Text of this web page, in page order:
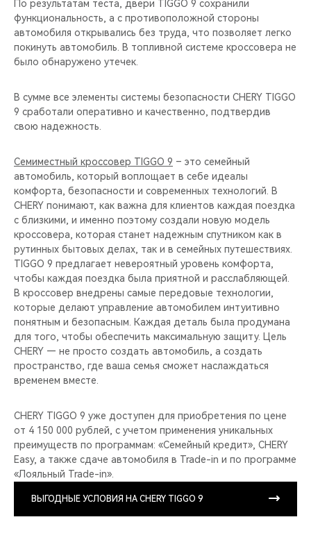
По результатам теста, двери TIGGO 9 сохранили
функциональность, а с противоположной стороны
автомобиля открывались без труда, что позволяет легко
покинуть автомобиль. В топливной системе кроссовера не
было обнаружено утечек.
В сумме все элементы системы безопасности CHERY TIGGO
9 сработали оперативно и качественно, подтвердив
свою надежность.
Семиместный кроссовер TIGGO 9 – это семейный
автомобиль, который воплощает в себе идеалы
комфорта, безопасности и современных технологий. В
CHERY понимают, как важна для клиентов каждая поездка
с близкими, и именно поэтому создали новую модель
кроссовера, которая станет надежным спутником как в
рутинных бытовых делах, так и в семейных путешествиях.
TIGGO 9 предлагает невероятный уровень комфорта,
чтобы каждая поездка была приятной и расслабляющей.
В кроссовер внедрены самые передовые технологии,
которые делают управление автомобилем интуитивно
понятным и безопасным. Каждая деталь была продумана
для того, чтобы обеспечить максимальную защиту. Цель
CHERY — не просто создать автомобиль, а создать
пространство, где ваша семья сможет наслаждаться
временем вместе.
CHERY TIGGO 9 уже доступен для приобретения по цене
от 4 150 000 рублей, с учетом применения уникальных
преимуществ по программам: «Семейный кредит», CHERY
Easy, а также сдаче автомобиля в Trade-in и по программе
«Лояльный Trade-in».
ВЫГОДНЫЕ УСЛОВИЯ НА CHERY TIGGO 9